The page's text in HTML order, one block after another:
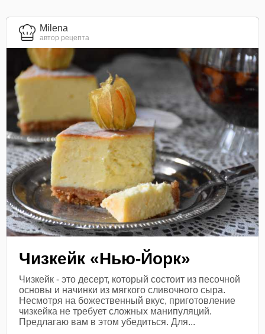
Milena
автор рецепта
Чизкейк «Нью-Йорк»
Чизкейк - это десерт, который состоит из песочной
основы и начинки из мягкого сливочного сыра.
Несмотря на божественный вкус, приготовление
чизкейка не требует сложных манипуляций.
Предлагаю вам в этом убедиться. Для...